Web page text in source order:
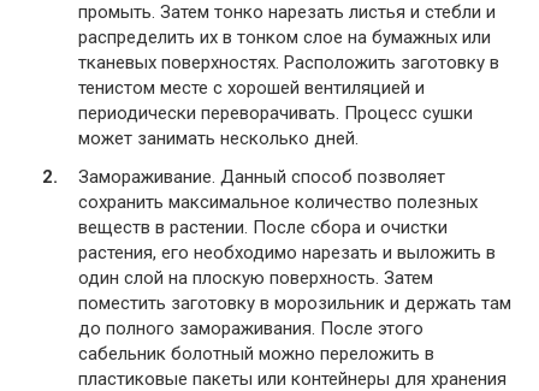
промыть. Затем тонко нарезать листья и стебли и
распределить их в тонком слое на бумажных или
тканевых поверхностях. Расположить заготовку в
тенистом месте с хорошей вентиляцией и
периодически переворачивать. Процесс сушки
может занимать несколько дней.
Замораживание. Данный способ позволяет
сохранить максимальное количество полезных
веществ в растении. После сбора и очистки
растения, его необходимо нарезать и выложить в
один слой на плоскую поверхность. Затем
поместить заготовку в морозильник и держать там
до полного замораживания. После этого
сабельник болотный можно переложить в
пластиковые пакеты или контейнеры для хранения